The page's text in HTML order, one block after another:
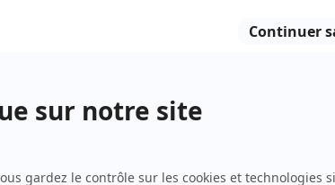
meublés en location à Le Vésinet